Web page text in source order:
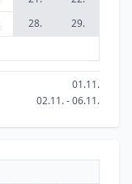
28.
29.
01.11.
02.11. - 06.11.